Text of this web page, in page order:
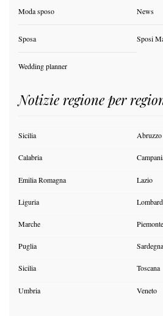
Moda sposo News
Sposa Sposi
Wedding planner
Notizie regione per
Sicilia Abruzzo
Calabria
Emilia Romagna Lazio
Liguria
Marche Piemonte
Puglia Sardegna
Sicilia Toscana
Umbria Veneto